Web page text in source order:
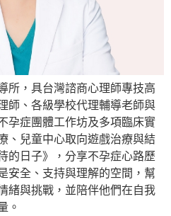
所，具台灣諮商心理師專技高
師、各級學校代理輔導老師與
孕症團體工作坊及多項臨床實
、兒童中心取向遊戲治療與結
的日子》，分享不孕症心路歷
安全、支持與理解的空間，幫
緒與挑戰，並陪伴他們在自我
。